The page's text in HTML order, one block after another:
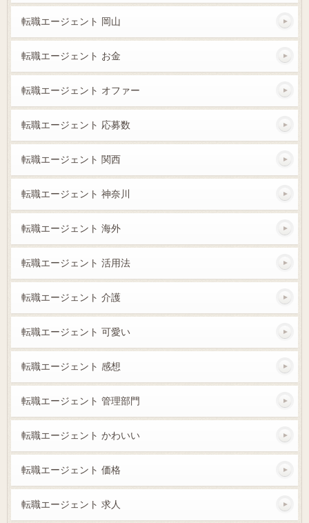
転職エージェント 岡山
転職エージェント お金
転職エージェント オファー
転職エージェント 応募数
転職エージェント 関西
転職エージェント 神奈川
転職エージェント 海外
転職エージェント 活用法
転職エージェント 介護
転職エージェント 可愛い
転職エージェント 感想
転職エージェント 管理部門
転職エージェント かわいい
転職エージェント 価格
転職エージェント 求人